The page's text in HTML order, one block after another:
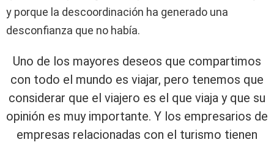
y porque la descoordinación ha generado una
desconfianza que no había.
Uno de los mayores deseos que compartimos
con todo el mundo es viajar, pero tenemos que
considerar que el viajero es el que viaja y que su
opinión es muy importante. Y los empresarios de
empresas relacionadas con el turismo tienen